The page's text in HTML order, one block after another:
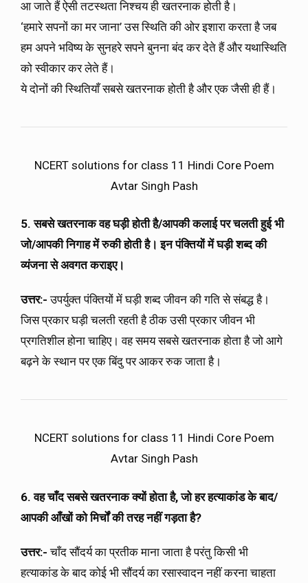
आ जाते हैं ऐसी तटस्थता निश्चय ही खतरनाक होती है।
‘हमारे सपनों का मर जाना’ उस स्थिति की ओर इशारा करता है जब
हम अपने भविष्य के सुनहरे सपने बुनना बंद कर देते हैं और यथास्थिति
को स्वीकार कर लेते हैं।
ये दोनों की स्थितियाँ सबसे खतरनाक होती है और एक जैसी ही हैं।
NCERT solutions for class 11 Hindi Core Poem
Avtar Singh Pash
5. सबसे खतरनाक वह घड़ी होती है/आपकी कलाई पर चलती हुई भी
जो/आपकी निगाह में रुकी होती है। इन पंक्तियों में घड़ी शब्द की
व्यंजना से अवगत कराइए।
उत्तर:- उपर्युक्त पंक्तियों में घड़ी शब्द जीवन की गति से संबद्ध है।
जिस प्रकार घड़ी चलती रहती है ठीक उसी प्रकार जीवन भी
प्रगतिशील होना चाहिए। वह समय सबसे खतरनाक होता है जो आगे
बढ़ने के स्थान पर एक बिंदु पर आकर रुक जाता है।
NCERT solutions for class 11 Hindi Core Poem
Avtar Singh Pash
6. वह चाँद सबसे खतरनाक क्यों होता है,जो हर हत्याकांड के बाद/
आपकी आँखों को मिर्चों की तरह नहीं गड़ता है?
उत्तर:- चाँद सौंदर्य का प्रतीक माना जाता है परंतु किसी भी
हत्याकांड के बाद कोई भी सौंदर्य का रसास्वादन नहीं करना चाहता